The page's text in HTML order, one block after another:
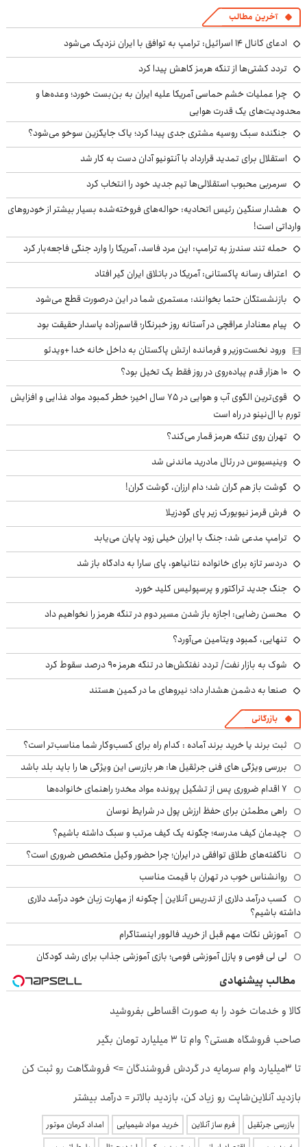
آخرین مطالب
ادعای کانال ۱۴ اسرائیل: ترامپ به توافق با ایران نزدیک می‌شود
تردد کشتی‌ها از تنگه هرمز کاهش پیدا کرد
چرا عملیات خشم حماسی آمریکا علیه ایران به بن‌بست خورد؛ وعده‌ها و
محدودیت‌های یک قدرت هوایی
جنگنده سبک روسیه مشتری جدی پیدا کرد؛ یاک جایگزین سوخو می‌شود؟
استقلال برای تمدید قرارداد با آنتونیو آدان دست به کار شد
سرمربی محبوب استقلالی‌ها تیم جدید خود را انتخاب کرد
هشدار سنگین رئیس اتحادیه: حواله‌های فروخته‌شده بسیار بیشتر از خودروهای
وارداتی است!
حمله تند سندرز به ترامپ: این مرد فاسد، آمریکا را وارد جنگی فاجعه‌بار کرد
اعتراف رسانه پاکستانی: آمریکا در باتلاق ایران گیر افتاد
بازنشستگان حتما بخوانند: مستمری شما در این درصورت قطع می‌شود
پیام معنادار عراقچی در آستانه روز خبرنگار؛ قاسم‌زاده پاسدار حقیقت بود
ورود نخست‌وزیر و فرمانده ارتش پاکستان به داخل خانه خدا +ویدئو
۱۰ هزار قدم پیاده‌روی در روز فقط یک تخیل بود؟
قوی‌ترین الگوی آب و هوایی در ۷۵ سال اخیر؛ خطر کمبود مواد غذایی و افزایش
تورم با ال‌نینو در راه است
تهران روی تنگه هرمز قمار می‌کند؟
وینیسیوس در رئال مادرید ماندنی شد
گوشت باز هم گران شد؛ دام ارزان، گوشت گران!
فرش قرمز نیویورک زیر پای گودزیلا
ترامپ مدعی شد: جنگ با ایران خیلی زود پایان می‌یابد
دردسر تازه برای خانواده نتانیاهو، پای سارا به دادگاه باز شد
جنگ جدید تراکتور و پرسپولیس کلید خورد
محسن رضایی: اجازه باز شدن مسیر دوم در تنگه هرمز را نخواهیم داد
تنهایی، کمبود ویتامین می‌آورد؟
شوک به بازار نفت/ تردد نفتکش‌ها در تنگه هرمز ۹۰ درصد سقوط کرد
صنعا به دشمن هشدار داد؛ نیروهای ما در کمین هستند
بازرگانی
ثبت برند یا خرید برند آماده : کدام راه برای کسب‌وکار شما مناسب‌تر است؟
بررسی ویژگی های فنی جرثقیل ها: هر بازرسی این ویژگی ها را باید بلد باشد
۷ اقدام ضروری پس از تشکیل پرونده مواد مخدر؛ راهنمای خانواده‌ها
راهی مطمئن برای حفظ ارزش پول در شرایط نوسان
چیدمان کیف مدرسه؛ چگونه یک کیف مرتب و سبک داشته باشیم؟
ناگفته‌های طلاق توافقی در ایران؛ چرا حضور وکیل متخصص ضروری است؟
روانشناس خوب در تهران با قیمت مناسب
کسب درآمد دلاری از تدریس آنلاین | چگونه از مهارت زبان خود درآمد دلاری
داشته باشیم؟
آموزش نکات مهم قبل از خرید فالوور اینستاگرام
لی لی فومی و پازل آموزشی فومی؛ بازی آموزشی جذاب برای رشد کودکان
مطالب پیشنهادی
کالا و خدمات خود را به صورت اقساطی بفروشید
صاحب فروشگاه هستی؟ وام تا ۳ میلیارد تومان بگیر
تا 3میلیارد وام سرمایه در گردش فروشندگان => فروشگاهت رو ثبت کن
بازدید آنلاین‌شاپت رو زیاد کن، بازدید بالاتر = درآمد بیشتر
بازرسی جرثقیل فرم ساز آنلاین خرید مواد شیمیایی
امداد کرمان موتور